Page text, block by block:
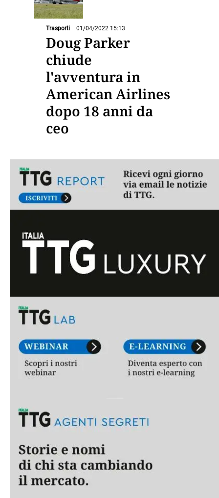
Trasporti 01/04/2022 15:13
Doug Parker
chiude
l'avventura in
American Airlines
dopo 18 anni da
ceo